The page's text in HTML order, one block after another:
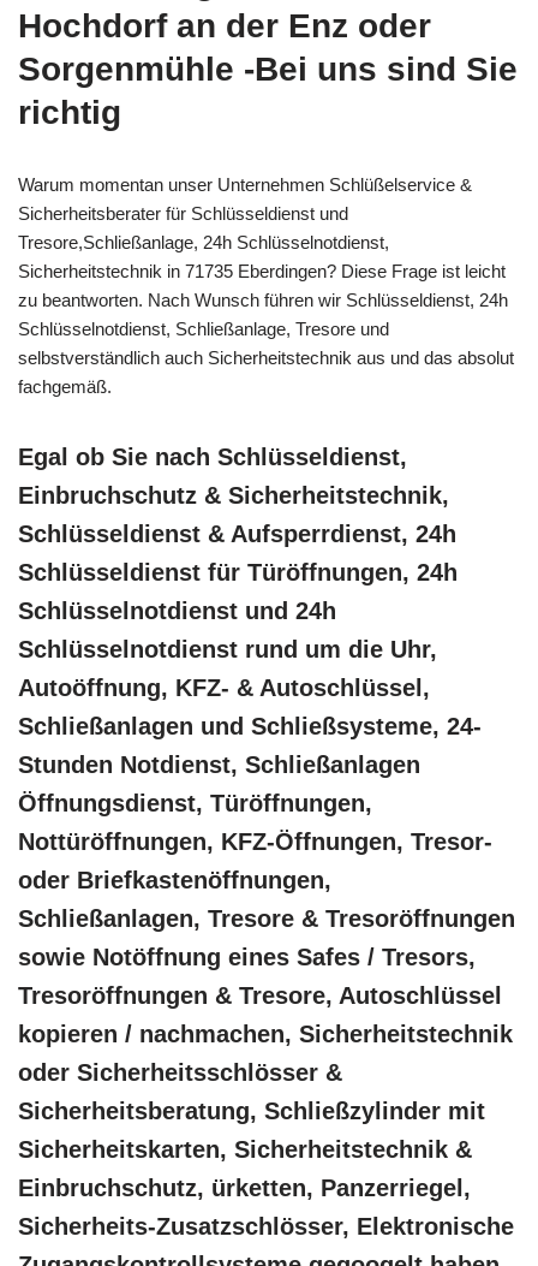
Hochdorf an der Enz oder
Sorgenmühle -Bei uns sind Sie
richtig
Warum momentan unser Unternehmen Schlüßelservice &
Sicherheitsberater für Schlüsseldienst und
Tresore,Schließanlage, 24h Schlüsselnotdienst,
Sicherheitstechnik in 71735 Eberdingen? Diese Frage ist leicht
zu beantworten. Nach Wunsch führen wir Schlüsseldienst, 24h
Schlüsselnotdienst, Schließanlage, Tresore und
selbstverständlich auch Sicherheitstechnik aus und das absolut
fachgemäß.
Egal ob Sie nach Schlüsseldienst,
Einbruchschutz & Sicherheitstechnik,
Schlüsseldienst & Aufsperrdienst, 24h
Schlüsseldienst für Türöffnungen, 24h
Schlüsselnotdienst und 24h
Schlüsselnotdienst rund um die Uhr,
Autoöffnung, KFZ- & Autoschlüssel,
Schließanlagen und Schließsysteme, 24-
Stunden Notdienst, Schließanlagen
Öffnungsdienst, Türöffnungen,
Nottüröffnungen, KFZ-Öffnungen, Tresor-
oder Briefkastenöffnungen,
Schließanlagen, Tresore & Tresoröffnungen
sowie Notöffnung eines Safes / Tresors,
Tresoröffnungen & Tresore, Autoschlüssel
kopieren / nachmachen, Sicherheitstechnik
oder Sicherheitsschlösser &
Sicherheitsberatung, Schließzylinder mit
Sicherheitskarten, Sicherheitstechnik &
Einbruchschutz, ürketten, Panzerriegel,
Sicherheits-Zusatzschlösser, Elektronische